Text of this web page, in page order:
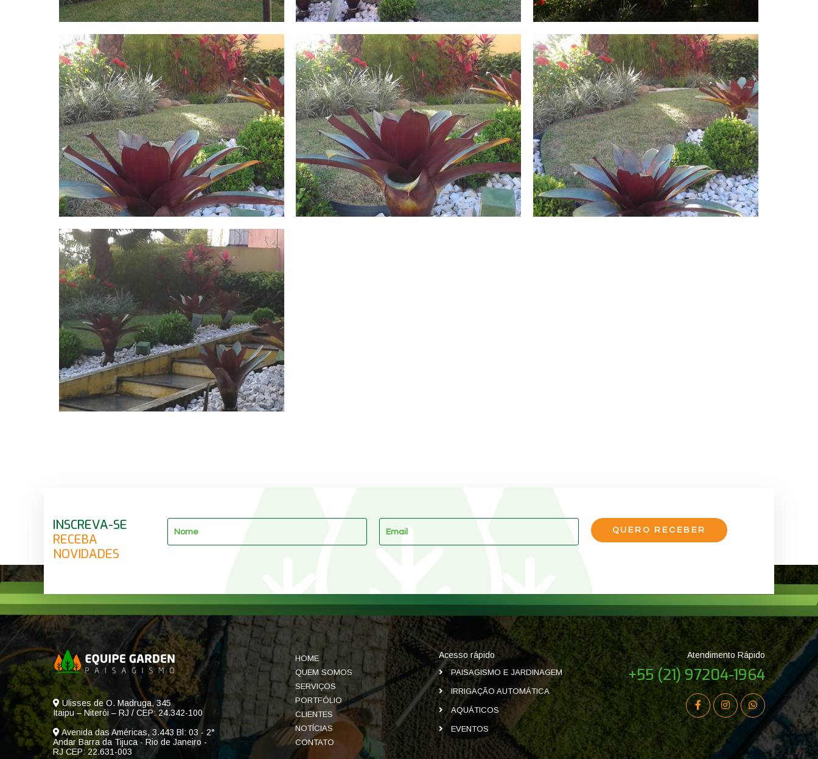
INSCREVA-SE
RECEBA
NOVIDADES
Ulisses de O. Madruga, 345
Itaipu – Niterói – RJ / CEP: 24.342-100
Avenida das Américas, 3.443 Bl: 03 - 2°
Andar Barra da Tijuca - Rio de Janeiro -
RJ CEP: 22.631-003
HOME
QUEM SOMOS
SERVIÇOS
PORTFÓLIO
CLIENTES
NOTÍCIAS
CONTATO
Acesso rápido
PAISAGISMO E JARDINAGEM
IRRIGAÇÃO AUTOMÁTICA
AQUÁTICOS
EVENTOS
Atendimento Rápido
+55 (21) 97204-1964